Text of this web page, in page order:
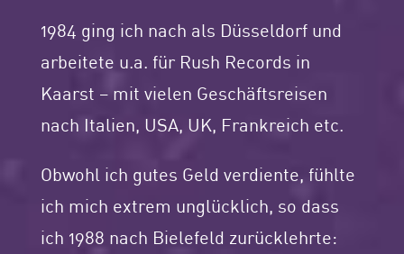
1984 ging ich nach als Düsseldorf und
arbeitete u.a. für Rush Records in
Kaarst – mit vielen Geschäftsreisen
nach Italien, USA, UK, Frankreich etc.
Obwohl ich gutes Geld verdiente, fühlte
ich mich extrem unglücklich, so dass
ich 1988 nach Bielefeld zurücklehrte: